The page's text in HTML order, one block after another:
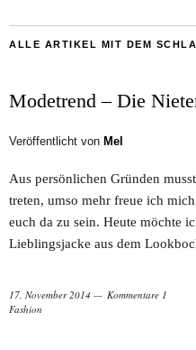
ALLE ARTIKEL MIT DEM
Modetrend – Die
Veröffentlicht von Mel
Aus persönlichen Gründen
treten, umso mehr freue ich
euch da zu sein. Heute möchte
Lieblingsjacke aus dem
17. November 2014
Kommentare 1
Fashion